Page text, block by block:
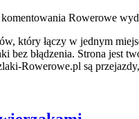
Rowerowe
który łączy w jednym
bez błądzenia. Strona
Rowerowe.pl są